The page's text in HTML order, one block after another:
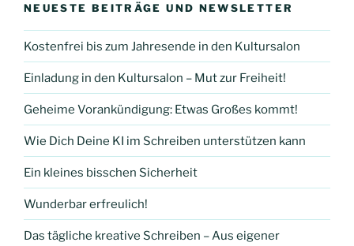
NEUESTE BEITRÄGE UND NEWSLETTER
Kostenfrei bis zum Jahresende in den Kultursalon
Einladung in den Kultursalon – Mut zur Freiheit!
Geheime Vorankündigung: Etwas Großes kommt!
Wie Dich Deine KI im Schreiben unterstützen kann
Ein kleines bisschen Sicherheit
Wunderbar erfreulich!
Das tägliche kreative Schreiben – Aus eigener